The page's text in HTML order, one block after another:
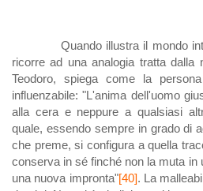
Quando illustra il mondo
ricorre ad una analogia tratta dalla
Teodoro, spiega come la
influenzabile: "L'anima dell'uomo
alla cera e neppure a qualsiasi
quale, essendo sempre in grado di
che preme, si configura a quella
conserva in sé finché non la muta in
una nuova impronta"[40]. La